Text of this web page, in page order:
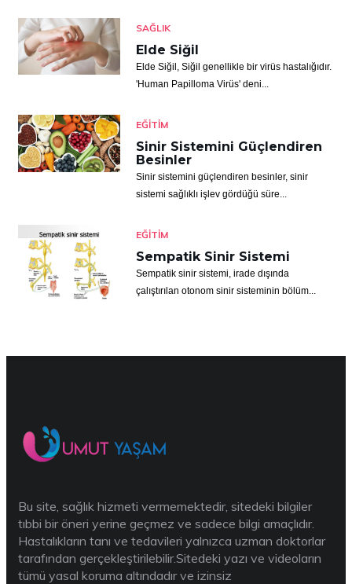
SAĞLIK
Elde Siğil
Elde Siğil, Siğil genellikle bir virüs hastalığıdır.
'Human Papilloma Virüs' deni...
EĞITIM
Sinir Sistemini Güçlendiren
Besinler
Sinir sistemini güçlendiren besinler, sinir
sistemi sağlıklı işlev gördüğü süre...
EĞITIM
Sempatik Sinir Sistemi
Sempatik sinir sistemi, irade dışında
çalıştırılan otonom sinir sisteminin bölüm...
Bu site, sağlık hizmeti vermemektedir, sitedeki bilgiler
tıbbi bir öneri yerine geçmez ve sadece bilgi amaçlıdır.
Hastalıkların tanı ve tedavileri yalnızca uzman doktorlar
tarafından gerçekleştirilebilir.Sitedeki yazı ve videoların
tümü yasal koruma altındadır ve izinsiz